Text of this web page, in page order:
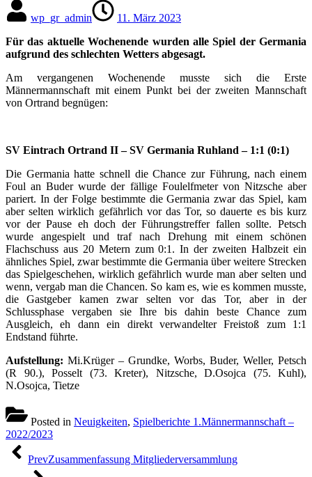
wp_gr_admin
11. März 2023
Für das aktuelle Wochenende wurden alle Spiel der Germania
aufgrund des schlechten Wetters abgesagt.
Am vergangenen Wochenende musste sich die Erste
Männermannschaft mit einem Punkt bei der zweiten Mannschaft
von Ortrand begnügen:
SV Eintrach Ortrand II – SV Germania Ruhland – 1:1 (0:1)
Die Germania hatte schnell die Chance zur Führung, nach einem
Foul an Buder wurde der fällige Foulelfmeter von Nitzsche aber
pariert. In der Folge bestimmte die Germania zwar das Spiel, kam
aber selten wirklich gefährlich vor das Tor, so dauerte es bis kurz
vor der Pause eh doch der Führungstreffer fallen sollte. Petsch
wurde angespielt und traf nach Drehung mit einem schönen
Flachschuss aus 20 Metern zum 0:1. In der zweiten Halbzeit ein
ähnliches Spiel, zwar bestimmte die Germania über weitere Strecken
das Spielgeschehen, wirklich gefährlich wurde man aber selten und
wenn, vergab man die Chancen. So kam es, wie es kommen musste,
die Gastgeber kamen zwar selten vor das Tor, aber in der
Schlussphase vergaben sie Ihre bis dahin beste Chance zum
Ausgleich, eh dann ein direkt verwandelter Freistoß zum 1:1
Endstand führte.
Aufstellung: Mi.Krüger – Grundke, Worbs, Buder, Weller, Petsch
(R 90.), Posselt (73. Kreter), Nitzsche, D.Osojca (75. Kuhl),
N.Osojca, Tietze
Posted in Neuigkeiten, Spielberichte 1.Männermannschaft –
2022/2023
Beitragsnavigation
PrevZusammenfassung Mitgliederversammlung